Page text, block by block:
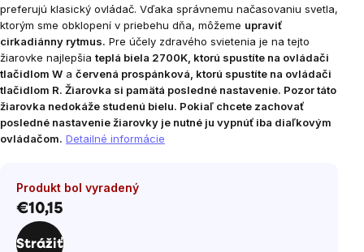
preferujú klasický ovládač. Vďaka správnemu načasovaniu svetla,
ktorým sme obklopení v priebehu dňa, môžeme upraviť
cirkadiánny rytmus. Pre účely zdravého svietenia je na tejto
žiarovke najlepšia teplá biela 2700K, ktorú spustíte na ovládači
tlačidlom W a červená prospánková, ktorú spustíte na ovládači
tlačidlom R. Žiarovka si pamätá posledné nastavenie. Pozor táto
žiarovka nedokáže studenú bielu. Pokiaľ chcete zachovať
posledné nastavenie žiarovky je nutné ju vypnúť iba diaľkovým
ovládačom. Detailné informácie
Produkt bol vyradený
€10,15Jednotková
Strážiť